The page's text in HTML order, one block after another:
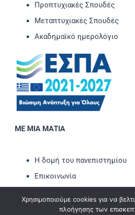
Προπτυχιακές Σπουδές
Μεταπτυχιακές Σπουδές
Ακαδημαϊκό ημερολόγιο
ΜΕ ΜΙΑ ΜΑΤΙΑ
Η δομή του πανεπιστημίου
Επικοινωνία
Εκδηλώσεις
Χρησιμοποιούμε cookies για να
πλοήγησης των